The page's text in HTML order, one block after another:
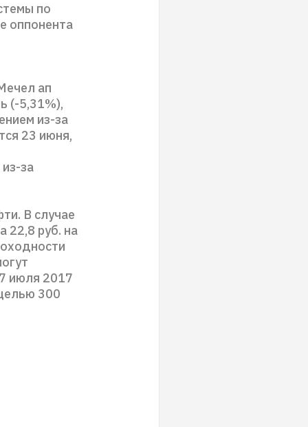
по
оппонента
ап
(-5,31%),
из-за
23 июня,
за
В случае
22,8 руб. на
июля 2017
300